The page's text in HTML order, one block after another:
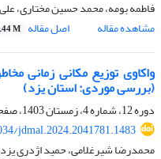
فاطمه بومه، محمد حسین مختاری،
مشاهده مقاله
اصل مقاله M
واکاوی توزیع مکانی زمانی
(بررسی موردی: استان یزد)
دوره 12، شماره 4، زمستان 1403، صفحه
jdmal.2024.2041781.1483
محمدرضا شیرغلامی، حمید اژدری